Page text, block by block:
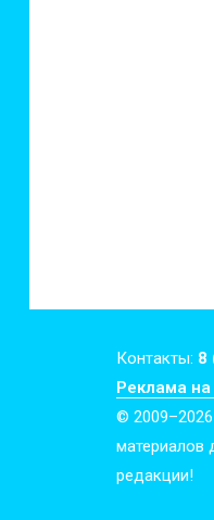
Контакты: 8
Реклама на
©
материалов
редакции!